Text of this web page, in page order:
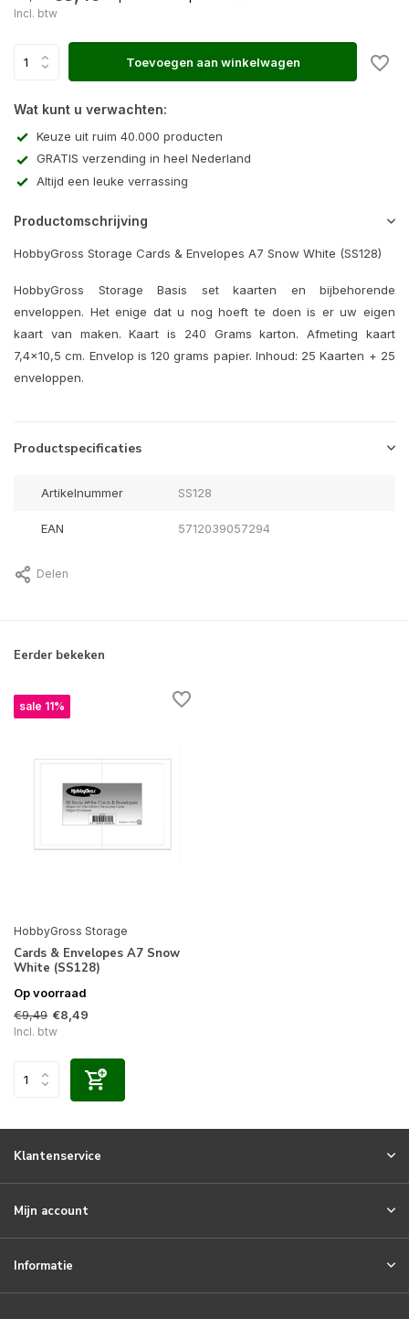
Incl. btw
Toevoegen aan winkelwagen
Wat kunt u verwachten:
Keuze uit ruim 40.000 producten
GRATIS verzending in heel Nederland
Altijd een leuke verrassing
Productomschrijving
HobbyGross Storage Cards & Envelopes A7 Snow White (SS128)
HobbyGross Storage Basis set kaarten en bijbehorende
enveloppen. Het enige dat u nog hoeft te doen is er uw eigen
kaart van maken. Kaart is 240 Grams karton. Afmeting kaart
7,4x10,5 cm. Envelop is 120 grams papier. Inhoud: 25 Kaarten + 25
enveloppen.
Productspecificaties
Artikelnummer SS128
EAN 5712039057294
Delen
Eerder bekeken
sale 11%
HobbyGross Storage
Cards & Envelopes A7 Snow
White (SS128)
Op voorraad
€9,49 €8,49
Incl. btw
Klantenservice
Mijn account
Informatie